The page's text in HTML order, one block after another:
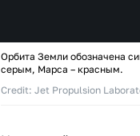
Орбита Земли обозначена
серым, Марса – красным.
Credit: Jet Propulsion